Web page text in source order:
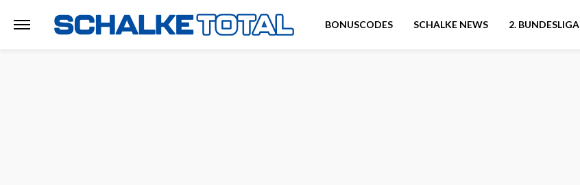
BONUSCODES SCHALKE NEWS 2. BUNDESLIGA